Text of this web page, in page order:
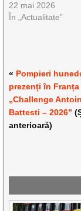
22 mai 2026
În „Actualitate”
« Pompieri
prezenți în Franța
„Challenge
Battesti – 2026”
anterioară)